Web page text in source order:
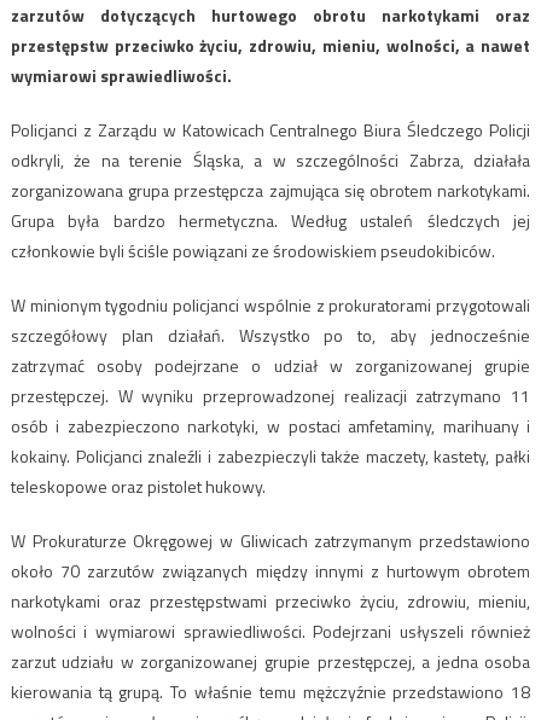
zarzutów dotyczących hurtowego obrotu narkotykami oraz
przestępstw przeciwko życiu, zdrowiu, mieniu, wolności, a nawet
wymiarowi sprawiedliwości.
Policjanci z Zarządu w Katowicach Centralnego Biura Śledczego Policji
odkryli, że na terenie Śląska, a w szczególności Zabrza, działała
zorganizowana grupa przestępcza zajmująca się obrotem narkotykami.
Grupa była bardzo hermetyczna. Według ustaleń śledczych jej
członkowie byli ściśle powiązani ze środowiskiem pseudokibiców.
W minionym tygodniu policjanci wspólnie z prokuratorami przygotowali
szczegółowy plan działań. Wszystko po to, aby jednocześnie
zatrzymać osoby podejrzane o udział w zorganizowanej grupie
przestępczej. W wyniku przeprowadzonej realizacji zatrzymano 11
osób i zabezpieczono narkotyki, w postaci amfetaminy, marihuany i
kokainy. Policjanci znaleźli i zabezpieczyli także maczety, kastety, pałki
teleskopowe oraz pistolet hukowy.
W Prokuraturze Okręgowej w Gliwicach zatrzymanym przedstawiono
około 70 zarzutów związanych między innymi z hurtowym obrotem
narkotykami oraz przestępstwami przeciwko życiu, zdrowiu, mieniu,
wolności i wymiarowi sprawiedliwości. Podejrzani usłyszeli również
zarzut udziału w zorganizowanej grupie przestępczej, a jedna osoba
kierowania tą grupą. To właśnie temu mężczyźnie przedstawiono 18